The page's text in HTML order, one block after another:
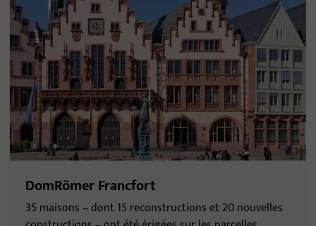
DomRömer Francfort
35 maisons – dont 15 reconstructions et 20 nouvelles